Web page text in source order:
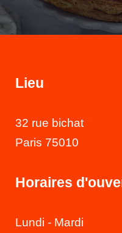
Lieu
32 rue bichat
Paris 75010
Horaires
Lundi - Mardi